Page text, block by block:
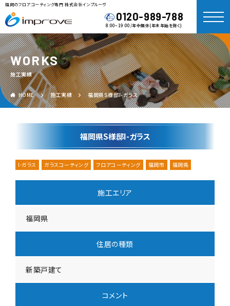
福岡のフロアコーティング専門 株式会社インプルーヴ
0120-989-788
8:00~19:00/年中無休(年末年始を除く)
WORKS
施工実績
HOME 施工実績 福岡県S様邸I-ガラス
福岡県S様邸I-ガラス
I-ガラス ガラスコーティング フロアコーティング 福岡市 福岡県
施工エリア
福岡県
住居の種類
新築戸建て
コメント